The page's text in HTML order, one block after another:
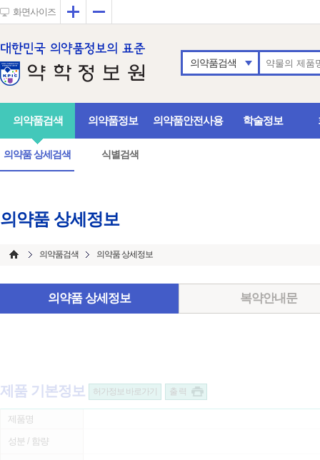
화면사이즈 확대
의약품검색
의약품검색
의약품 상세검색 식별검색
의약품정보 의약품안전사용 학술정보
의약품 상세정보
의약품검색 의약품 상세정보
의약품 상세정보 복약안내문
제품 기본정보 허가정보 바로가기 출 력
제품명
성분 / 함량